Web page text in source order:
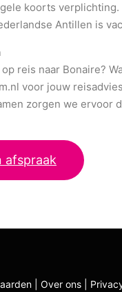
koorts
Antillen is
reis naar Bonaire?
voor jouw
zorgen we ervoor
afspraak
Over ons